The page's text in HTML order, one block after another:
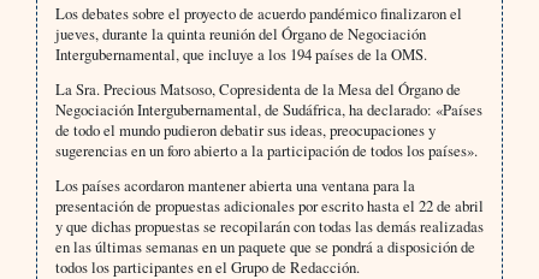
Los debates sobre el proyecto de acuerdo pandémico finalizaron el
jueves, durante la quinta reunión del Órgano de Negociación
Intergubernamental, que incluye a los 194 países de la OMS.
La Sra. Precious Matsoso, Copresidenta de la Mesa del Órgano de
Negociación Intergubernamental, de Sudáfrica, ha declarado: «Países
de todo el mundo pudieron debatir sus ideas, preocupaciones y
sugerencias en un foro abierto a la participación de todos los países».
Los países acordaron mantener abierta una ventana para la
presentación de propuestas adicionales por escrito hasta el 22 de abril
y que dichas propuestas se recopilarán con todas las demás realizadas
en las últimas semanas en un paquete que se pondrá a disposición de
todos los participantes en el Grupo de Redacción.